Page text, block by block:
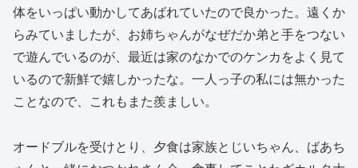
体をいっぱい動かしてあばれていたので良かった。遠くか
らみていましたが、お姉ちゃんがなぜだか弟と手をつない
で遊んでいるのが、最近は家のなかでのケンカをよく見て
いるので新鮮で嬉しかったな。一人っ子の私には無かった
ことなので、これもまた羨ましい。
オードブルを受けとり、夕食は家族とじいちゃん、ばあち